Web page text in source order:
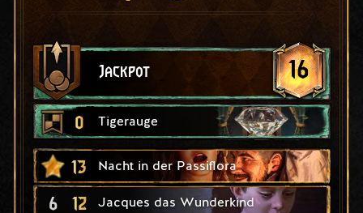
Jackpot 16
0 Tigerauge
13 Nacht in der Passiflora
6 12 Jacques das Wunderkind